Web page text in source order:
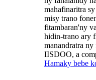
mahafinaritra
misy trano
fitambaran'ny
hidin-trano ary
manandratra
IISDOO, a
Hamaky bebe